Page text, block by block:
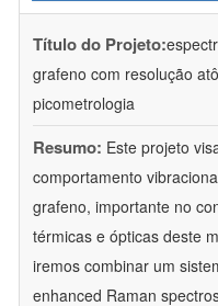
Título do Projeto:
grafeno com resolução
picometrologia
Resumo: Este projeto
comportamento
grafeno, importante no
térmicas e ópticas deste
iremos combinar um
enhanced Raman